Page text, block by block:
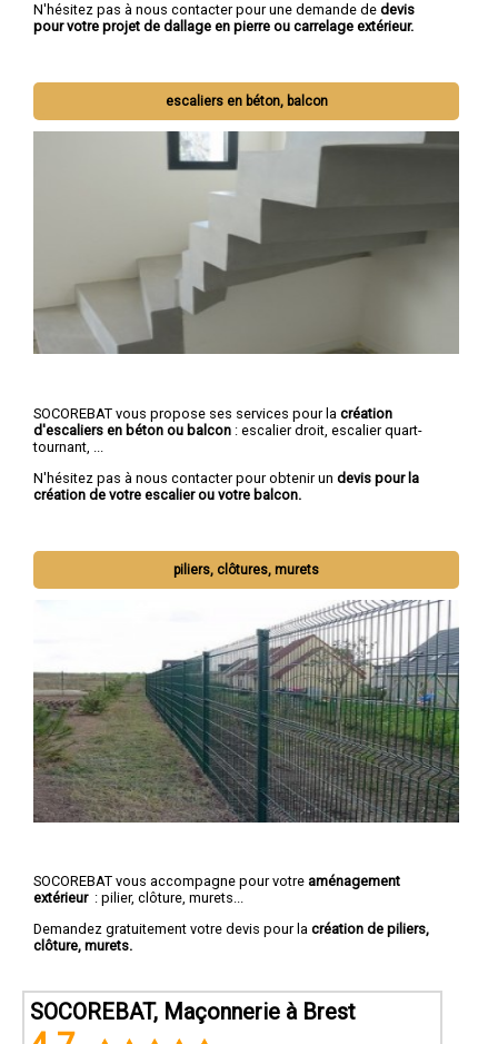
N'hésitez pas à nous contacter pour une demande de devis
pour votre projet de dallage en pierre ou carrelage extérieur.
escaliers en béton, balcon
SOCOREBAT vous propose ses services pour la création
d'escaliers en béton ou balcon : escalier droit, escalier quart-
tournant, ...
N'hésitez pas à nous contacter pour obtenir un devis pour la
création de votre escalier ou votre balcon.
piliers, clôtures, murets
SOCOREBAT vous accompagne pour votre aménagement
extérieur : pilier, clôture, murets...
Demandez gratuitement votre devis pour la création de piliers,
clôture, murets.
SOCOREBAT, Maçonnerie à Brest